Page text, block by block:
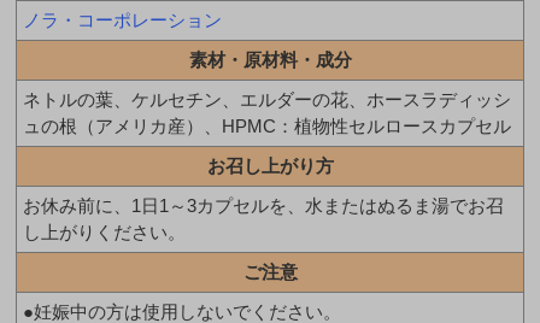
ノラ・コーポレーション
素材・原材料・成分
ネトルの葉、ケルセチン、エルダーの花、ホースラディッシ
ュの根（アメリカ産）、HPMC：植物性セルロースカプセル
お召し上がり方
お休み前に、1日1～3カプセルを、水またはぬるま湯でお召
し上がりください。
ご注意
●妊娠中の方は使用しないでください。